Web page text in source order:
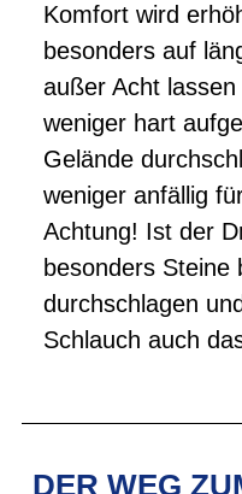
Komfort wird
besonders auf
außer Acht
weniger hart
Gelände
weniger anfällig
Achtung! Ist der
besonders Steine
durchschlagen
Schlauch auch
DER WEG